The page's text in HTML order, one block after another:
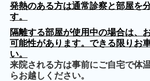
発熱のある方は通常診察と部屋を
す。
隔離する部屋が使用中の場合は、
可能性があります。できる限りお
い。
来院される方は事前にご自宅で体
らお越しください。